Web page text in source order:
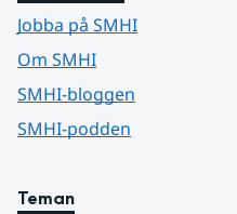
Jobba på SMHI
Om SMHI
SMHI-bloggen
SMHI-podden
Teman